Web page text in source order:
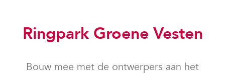
Ringpark Groene Vesten
Bouw mee met de ontwerpers aan het